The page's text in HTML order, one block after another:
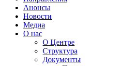
Анонсы
Новости
Медиа
О нас
О Центре
Структура
Документы